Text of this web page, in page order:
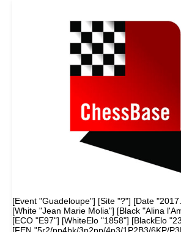
[Event "Guadeloupe"] [Site "?"] [Date
[White "Jean Marie Molia"] [Black "Alina
[ECO "E97"] [WhiteElo "1858"] [BlackElo